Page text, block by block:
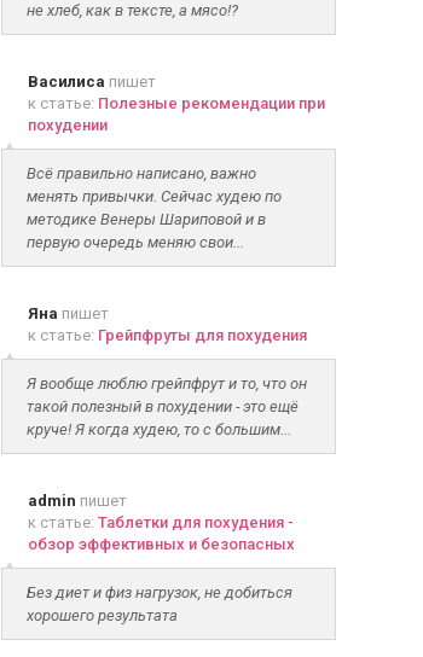
не хлеб, как в тексте, а мясо!?
Василиса пишет
к статье: Полезные рекомендации при
похудении
Всё правильно написано, важно
менять привычки. Сейчас худею по
методике Венеры Шариповой и в
первую очередь меняю свои...
Яна пишет
к статье: Грейпфруты для похудения
Я вообще люблю грейпфрут и то, что он
такой полезный в похудении - это ещё
круче! Я когда худею, то с большим...
admin пишет
к статье: Таблетки для похудения -
обзор эффективных и безопасных
Без диет и физ нагрузок, не добиться
хорошего результата